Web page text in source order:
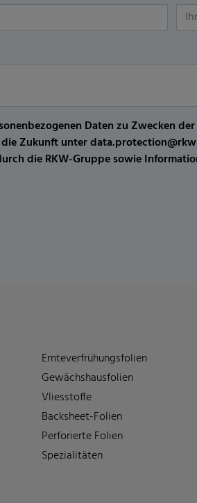
Daten zu Zwecken
Zukunft unter
die RKW-Gruppe sowie
Ernteverfrühungsfolien
Gewächshausfolien
Vliesstoffe
Backsheet-Folien
Perforierte Folien
Spezialitäten